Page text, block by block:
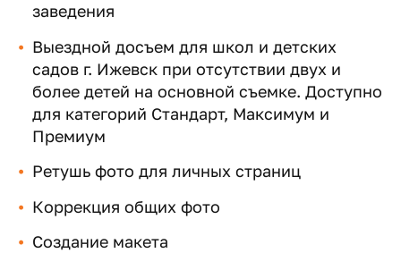
заведения
Выездной досъем для школ и детских
садов г. Ижевск при отсутствии двух и
более детей на основной съемке. Доступно
для категорий Стандарт, Максимум и
Премиум
Ретушь фото для личных страниц
Коррекция общих фото
Создание макета